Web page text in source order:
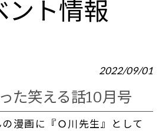
ント情報
2022/09/01
た笑える話10月号
漫画に『Ｏ川先生』として